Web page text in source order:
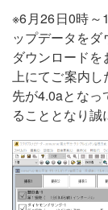
※6月26日0時～
ップデータを
ダウンロード
上にてご案内し
先が4.0aとなっ
ることとなり誠